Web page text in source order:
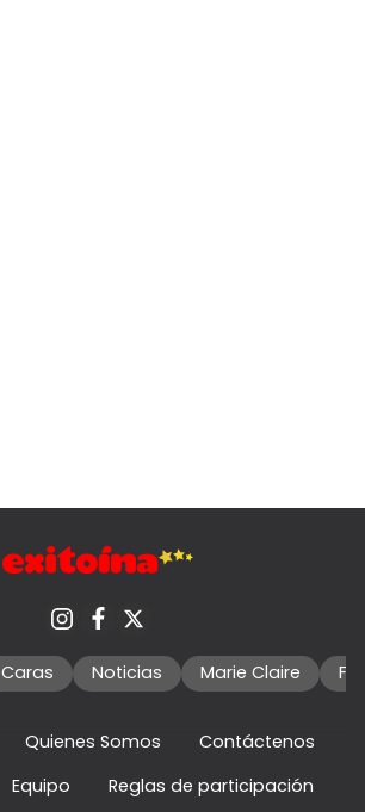
Caras Noticias Marie Claire
Quienes Somos
Contáctenos
Equipo Reglas de participación